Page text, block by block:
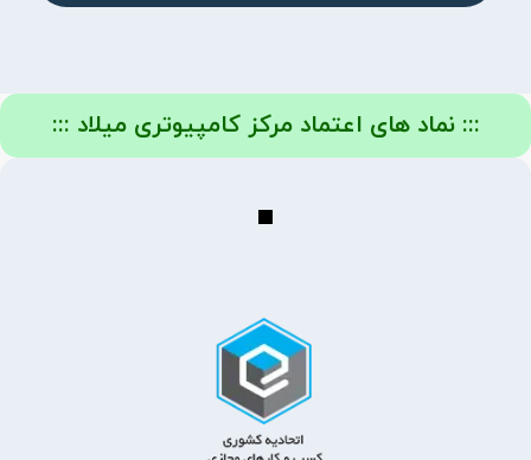
::: نماد های اعتماد مرکز کامپیوتری میلاد :::